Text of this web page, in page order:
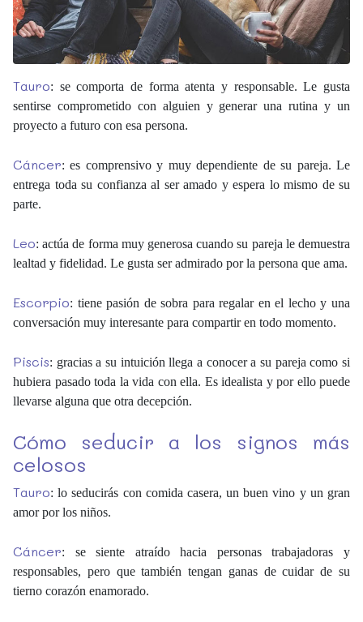
Tauro: se comporta de forma atenta y responsable. Le gusta
sentirse comprometido con alguien y generar una rutina y un
proyecto a futuro con esa persona.
Cáncer: es comprensivo y muy dependiente de su pareja. Le
entrega toda su confianza al ser amado y espera lo mismo de su
parte.
Leo: actúa de forma muy generosa cuando su pareja le demuestra
lealtad y fidelidad. Le gusta ser admirado por la persona que ama.
Escorpio: tiene pasión de sobra para regalar en el lecho y una
conversación muy interesante para compartir en todo momento.
Piscis: gracias a su intuición llega a conocer a su pareja como si
hubiera pasado toda la vida con ella. Es idealista y por ello puede
llevarse alguna que otra decepción.
Cómo seducir a los signos más
celosos
Tauro: lo seducirás con comida casera, un buen vino y un gran
amor por los niños.
Cáncer: se siente atraído hacia personas trabajadoras y
responsables, pero que también tengan ganas de cuidar de su
tierno corazón enamorado.